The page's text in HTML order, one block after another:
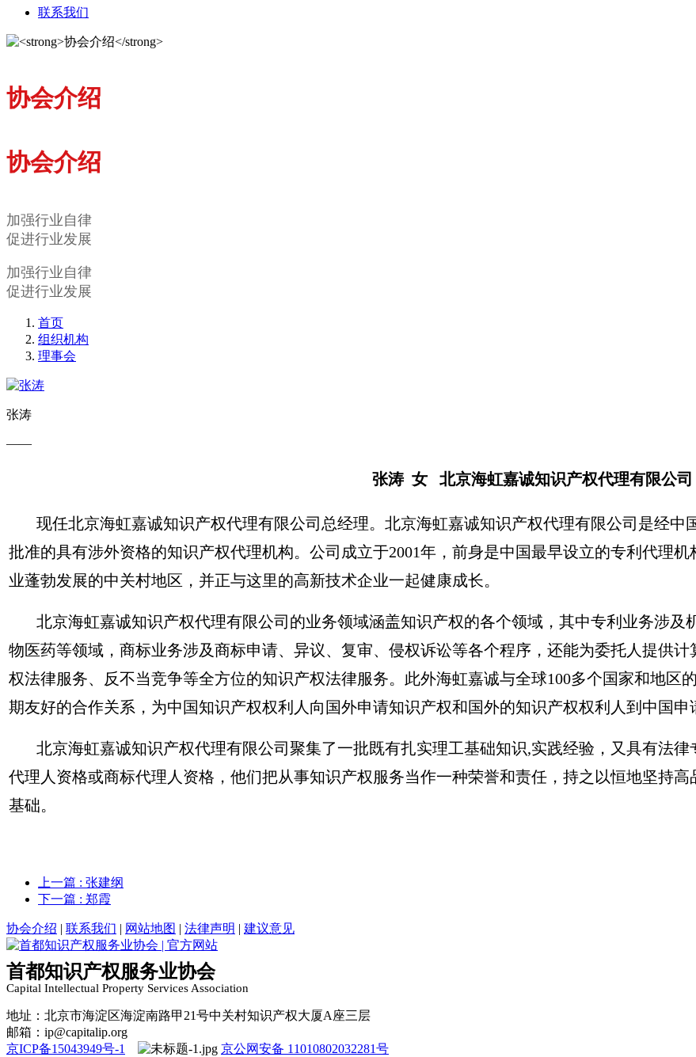
联系我们
协会介绍
协会介绍
加强行业自律
促进行业发展
加强行业自律
促进行业发展
首页
组织机构
理事会
张涛
——
张涛 女 北京海虹嘉诚知识产权代理有限公司
现任北京海虹嘉诚知识产权代理有限公司总经理。北京海虹嘉诚知识产权代理有限公司是经中
批准的具有涉外资格的知识产权代理机构。公司成立于2001年，前身是中国最早设立的专利代理
业蓬勃发展的中关村地区，并正与这里的高新技术企业一起健康成长。
北京海虹嘉诚知识产权代理有限公司的业务领域涵盖知识产权的各个领域，其中专利业务涉及
物医药等领域，商标业务涉及商标申请、异议、复审、侵权诉讼等各个程序，还能为委托人提供
权法律服务、反不当竞争等全方位的知识产权法律服务。此外海虹嘉诚与全球100多个国家和地区
期友好的合作关系，为中国知识产权权利人向国外申请知识产权和国外的知识产权权利人到中国申
北京海虹嘉诚知识产权代理有限公司聚集了一批既有扎实理工基础知识,实践经验，又具有法律
代理人资格或商标代理人资格，他们把从事知识产权服务当作一种荣誉和责任，持之以恒地坚持
基础。
上一篇 : 张建纲
下一篇 : 郑霞
协会介绍 | 联系我们 | 网站地图 | 法律声明 | 建议意见
首都知识产权服务业协会
Capital Intellectual Property Services Association
地址：北京市海淀区海淀南路甲21号中关村知识产权大厦A座三层
邮箱：ip@capitalip.org
京ICP备15043949号-1
京公网安备 11010802032281号